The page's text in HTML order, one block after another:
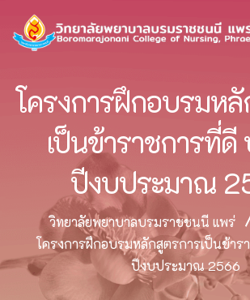
โครงการฝึกอบรมห
เป็นข้าราชการที่ดี
ปีงบประมาณ
วิทยาลัยพยาบาลบรมราชชนนี แพร่
โครงการฝึกอบรมหลักสูตรการเป็นข้าร
ปีงบประมาณ 2566